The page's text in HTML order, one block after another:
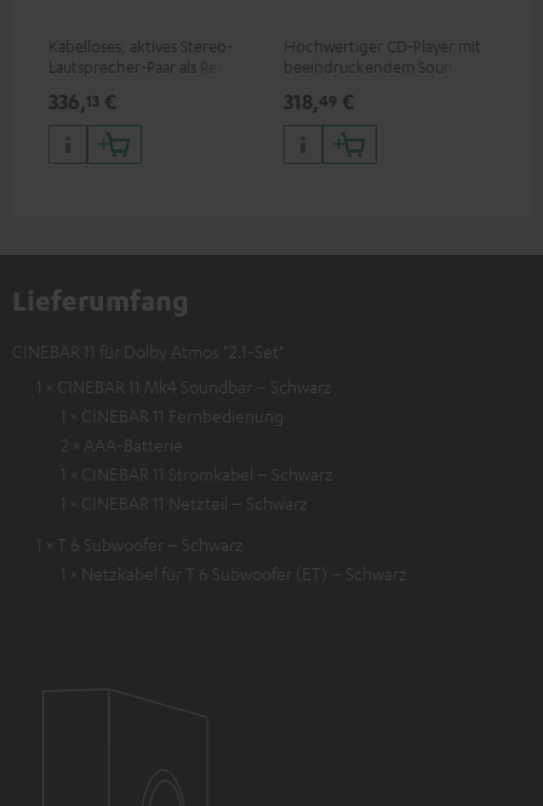
Kabelloses, aktives Stereo-
Lautsprecher-Paar als Rear-
geeignete Teufel Systeme
336,13 €
Hochwertiger CD-Player mit
beeindruckendem Sound und
318,49 €
Lieferumfang
CINEBAR 11 für Dolby Atmos "2.1-Set"
1 × CINEBAR 11 Mk4 Soundbar – Schwarz
1 × CINEBAR 11 Fernbedienung
2 × AAA-Batterie
1 × CINEBAR 11 Stromkabel – Schwarz
1 × CINEBAR 11 Netzteil – Schwarz
1 × T 6 Subwoofer – Schwarz
1 × Netzkabel für T 6 Subwoofer (ET) – Schwarz